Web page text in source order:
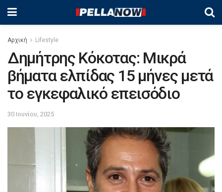
Αρχική Lifestyle
Δημήτρης Κόκοτας: Μικρά
βήματα ελπίδας 15 μήνες μετά
το εγκεφαλικό επεισόδιο
30 Ιουνίου, 2025